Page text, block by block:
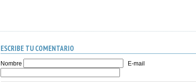
ESCRIBE TU COMENTARIO
Nombre E-mail